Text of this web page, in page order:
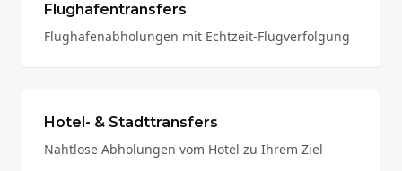
Flughafentransfers
Flughafenabholungen mit Echtzeit-Flugverfolgung
Hotel- & Stadttransfers
Nahtlose Abholungen vom Hotel zu Ihrem Ziel